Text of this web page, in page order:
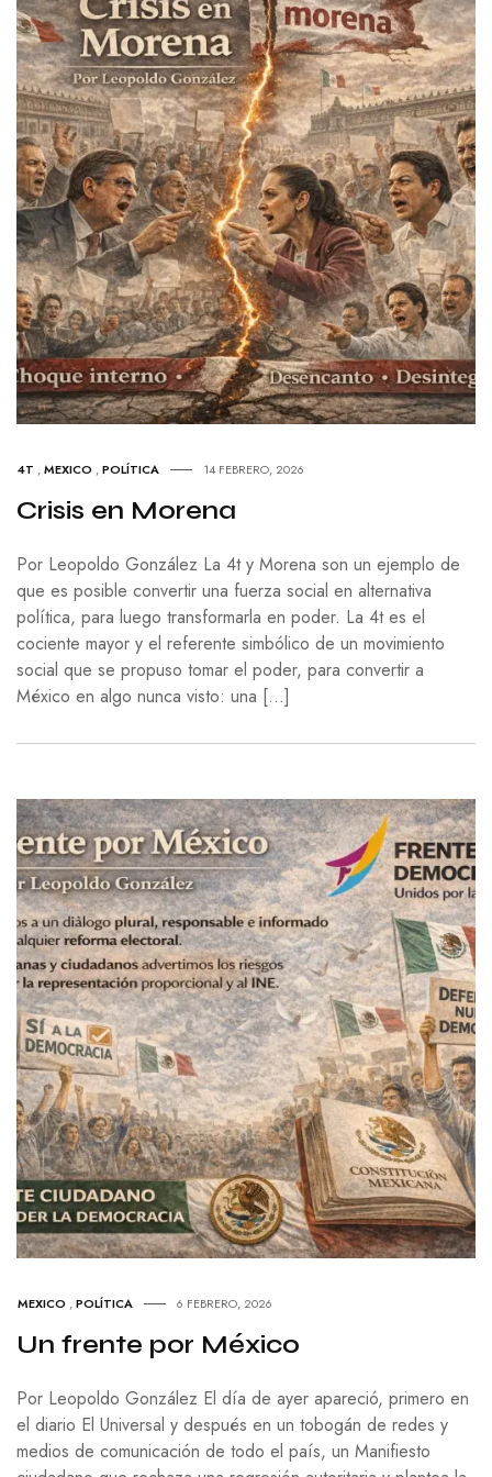
4T ,MEXICO ,POLÍTICA 14 FEBRERO, 2026
Crisis en Morena
Por Leopoldo González La 4t y Morena son un ejemplo de
que es posible convertir una fuerza social en alternativa
política, para luego transformarla en poder. La 4t es el
cociente mayor y el referente simbólico de un movimiento
social que se propuso tomar el poder, para convertir a
México en algo nunca visto: una […]
MEXICO ,POLÍTICA 6 FEBRERO, 2026
Un frente por México
Por Leopoldo González El día de ayer apareció, primero en
el diario El Universal y después en un tobogán de redes y
medios de comunicación de todo el país, un Manifiesto